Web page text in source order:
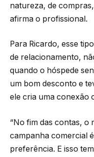
natureza, de
afirma o profissional.
Para Ricardo, esse
de relacionamento,
quando o hóspede
um bom desconto e
ele cria uma conexão
“No fim das contas, o
campanha comercial
preferência. E isso